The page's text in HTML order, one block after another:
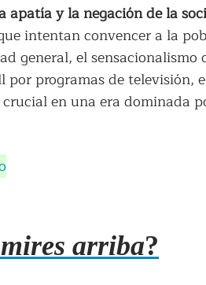
y la negación de la
intentan convencer a la
general, el sensacionalismo
programas de televisión,
en una era dominada
arriba?